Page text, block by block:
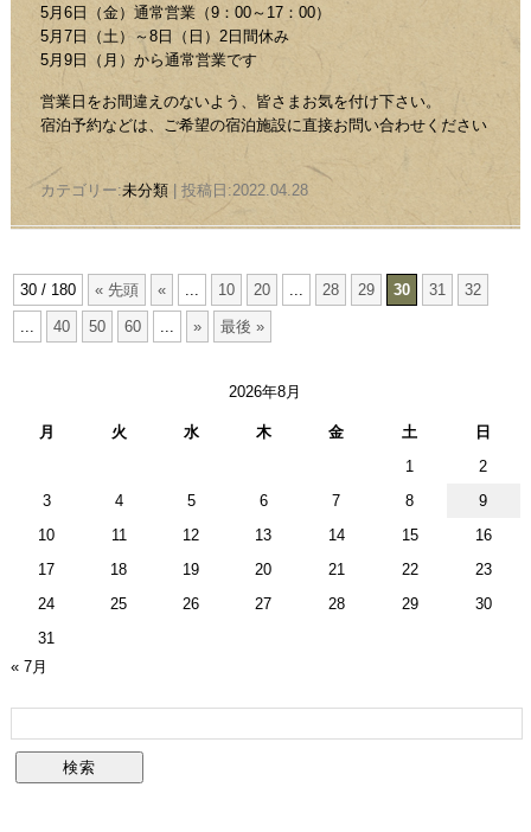
5月6日（金）通常営業（9：00～17：00）
5月7日（土）～8日（日）2日間休み
5月9日（月）から通常営業です
営業日をお間違えのないよう、皆さまお気を付け下さい。
宿泊予約などは、ご希望の宿泊施設に直接お問い合わせください
カテゴリー:未分類| 投稿日:2022.04.28
30 / 180 « 先頭 « ... 10 20 ... 28 29 30 31 32
... 40 50 60 ... » 最後 »
2026年8月
月 火 水 木 金 土
日
1
2
3
4 5 6 7 8
9
10
11 12 13 14 15
16
17
18 19 20 21 22
23
24
25 26 27 28 29
30
31
« 7月